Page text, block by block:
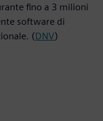
fino a 3 milioni
software di
(DNV)